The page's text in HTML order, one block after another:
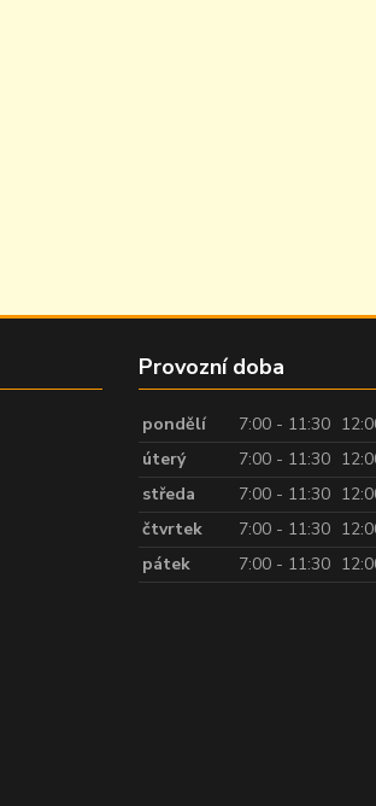
Provozní doba
pondělí 7:00 - 11:30
úterý
7:00 - 11:30
středa
7:00 - 11:30
čtvrtek
7:00 - 11:30
pátek
7:00 - 11:30